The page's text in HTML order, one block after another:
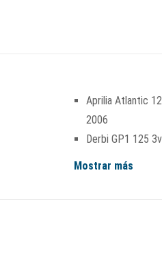
Aprilia Atlantic
2006
Derbi GP1 125
Mostrar más